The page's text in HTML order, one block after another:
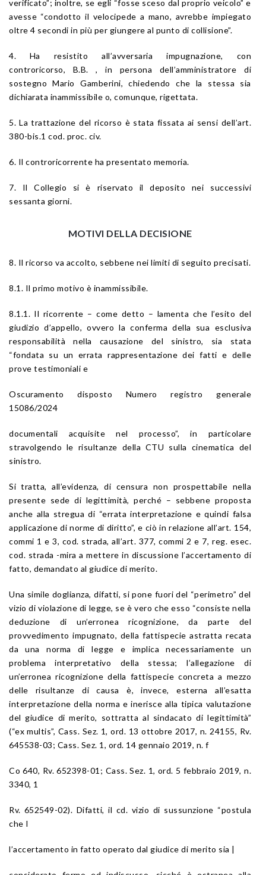
verificato”; inoltre, se egli “fosse sceso dal proprio veicolo” e
avesse “condotto il velocipede a mano, avrebbe impiegato
oltre 4 secondi in più per giungere al punto di collisione”.
4. Ha resistito all’avversaria impugnazione, con
controricorso, B.B. , in persona dell’amministratore di
sostegno Mario Gamberini, chiedendo che la stessa sia
dichiarata inammissibile o, comunque, rigettata.
5. La trattazione del ricorso è stata fissata ai sensi dell’art.
380-bis.1 cod. proc. civ.
6. Il controricorrente ha presentato memoria.
7. Il Collegio si è riservato il deposito nei successivi
sessanta giorni.
MOTIVI DELLA DECISIONE
8. Il ricorso va accolto, sebbene nei limiti di seguito precisati.
8.1. Il primo motivo è inammissibile.
8.1.1. Il ricorrente – come detto – lamenta che l’esito del
giudizio d’appello, ovvero la conferma della sua esclusiva
responsabilità nella causazione del sinistro, sia stata
“fondata su un errata rappresentazione dei fatti e delle
prove testimoniali e
Oscuramento disposto Numero registro generale
15086/2024
documentali acquisite nel processo”, in particolare
stravolgendo le risultanze della CTU sulla cinematica del
sinistro.
Si tratta, all’evidenza, di censura non prospettabile nella
presente sede di legittimità, perché – sebbene proposta
anche alla stregua di “errata interpretazione e quindi falsa
applicazione di norme di diritto”, e ciò in relazione all’art. 154,
commi 1 e 3, cod. strada, all’art. 377, commi 2 e 7, reg. esec.
cod. strada -mira a mettere in discussione l’accertamento di
fatto, demandato al giudice di merito.
Una simile doglianza, difatti, si pone fuori del “perimetro” del
vizio di violazione di legge, se è vero che esso “consiste nella
deduzione di un’erronea ricognizione, da parte del
provvedimento impugnato, della fattispecie astratta recata
da una norma di legge e implica necessariamente un
problema interpretativo della stessa; l’allegazione di
un’erronea ricognizione della fattispecie concreta a mezzo
delle risultanze di causa è, invece, esterna all’esatta
interpretazione della norma e inerisce alla tipica valutazione
del giudice di merito, sottratta al sindacato di legittimità”
(“ex multis”, Cass. Sez. 1, ord. 13 ottobre 2017, n. 24155, Rv.
645538-03; Cass. Sez. 1, ord. 14 gennaio 2019, n. f
Co 640, Rv. 652398-01; Cass. Sez. 1, ord. 5 febbraio 2019, n.
3340, 1
Rv. 652549-02). Difatti, il cd. vizio di sussunzione “postula
che I
l’accertamento in fatto operato dal giudice di merito sia |